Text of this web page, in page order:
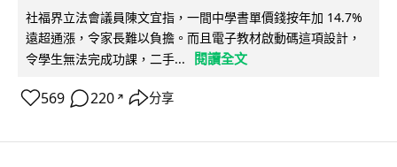
社福界立法會議員陳文宜指，一間中學書單價錢按年加 14.7%
遠超通漲，令家長難以負擔。而且電子教材啟動碼這項設計，
令學生無法完成功課，二手...
閱讀全文
569 220 ↗ 分享